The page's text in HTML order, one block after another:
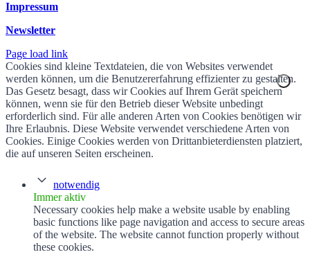
Impressum
Newsletter
Page load link
Cookies sind kleine Textdateien, die von Websites verwendet
werden können, um die Benutzererfahrung effizienter zu gestalten.
Das Gesetz besagt, dass wir Cookies auf Ihrem Gerät speichern
können, wenn sie für den Betrieb dieser Website unbedingt
erforderlich sind. Für alle anderen Arten von Cookies benötigen wir
Ihre Erlaubnis. Diese Website verwendet verschiedene Arten von
Cookies. Einige Cookies werden von Drittanbieterdiensten platziert,
die auf unseren Seiten erscheinen.
notwendig
Immer aktiv
Necessary cookies help make a website usable by enabling
basic functions like page navigation and access to secure areas
of the website. The website cannot function properly without
these cookies.